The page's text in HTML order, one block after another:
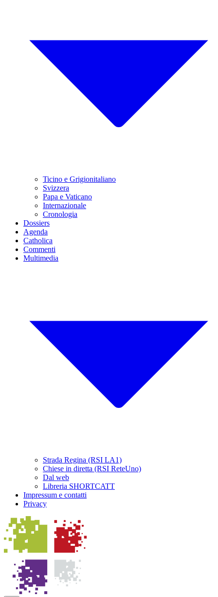
Ticino e Grigionitaliano
Svizzera
Papa e Vaticano
Internazionale
Cronologia
Dossiers
Agenda
Catholica
Commenti
Multimedia
Strada Regina (RSI LA1)
Chiese in diretta (RSI ReteUno)
Dal web
Libreria SHORTCATT
Impressum e contatti
Privacy